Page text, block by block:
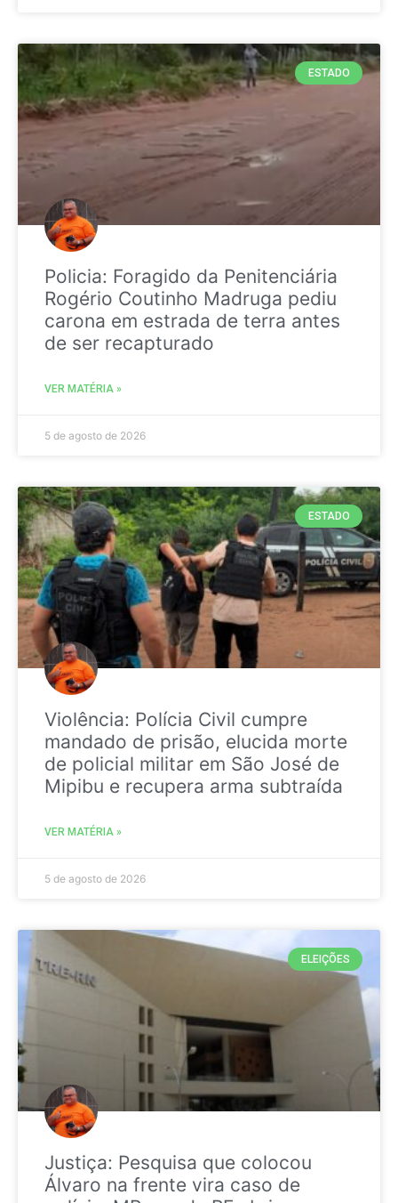
ESTADO
Policia: Foragido da Penitenciária
Rogério Coutinho Madruga pediu
carona em estrada de terra antes
de ser recapturado
VER MATÉRIA »
5 de agosto de 2026
ESTADO
Violência: Polícia Civil cumpre
mandado de prisão, elucida morte
de policial militar em São José de
Mipibu e recupera arma subtraída
VER MATÉRIA »
5 de agosto de 2026
ELEIÇÕES
Justiça: Pesquisa que colocou
Álvaro na frente vira caso de